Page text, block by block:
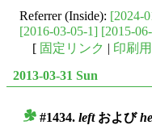
Referrer (Inside): [2024-
[2016-03-05-1] [2015-
[ 固定リンク | 印刷
2013-03-31 Sun
#1434. leftおよび